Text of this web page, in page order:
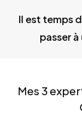
Il est temps
passer
Mes 3